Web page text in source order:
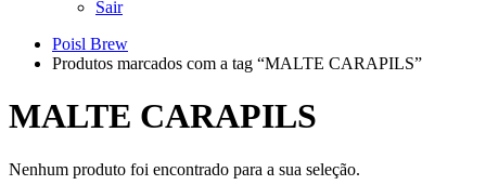
Sair
Poisl Brew
Produtos marcados com a tag “MALTE CARAPILS”
MALTE CARAPILS
Nenhum produto foi encontrado para a sua seleção.